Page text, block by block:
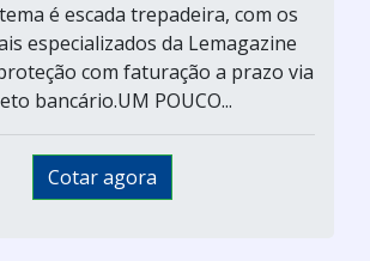
é escada trepadeira, com os
especializados da Lemagazine
com faturação a prazo via
bancário.UM POUCO...
Cotar agora